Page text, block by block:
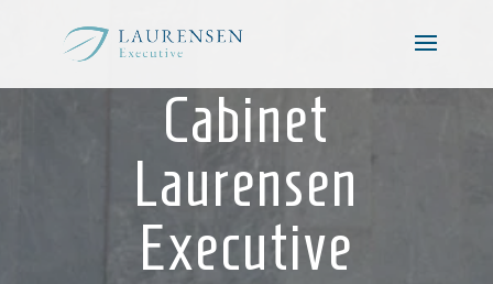
Cabinet
Laurensen
Executive